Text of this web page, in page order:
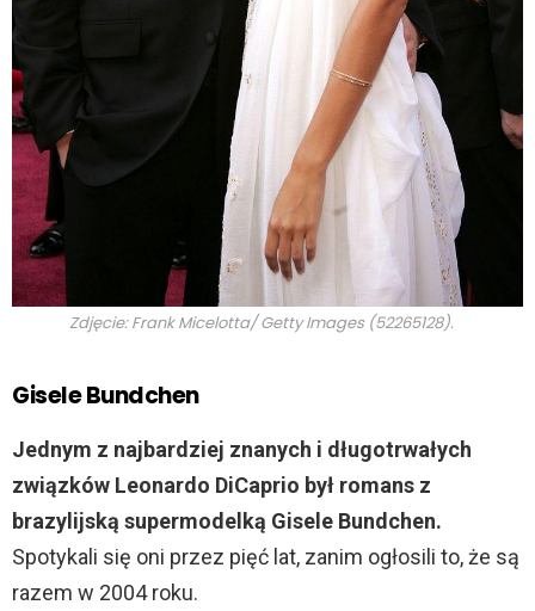
Zdjęcie: Frank Micelotta/ Getty Images (52265128).
Gisele Bundchen
Jednym z najbardziej znanych i długotrwałych
związków Leonardo DiCaprio był romans z
brazylijską supermodelką Gisele Bundchen.
Spotykali się oni przez pięć lat, zanim ogłosili to, że są
razem w 2004 roku.